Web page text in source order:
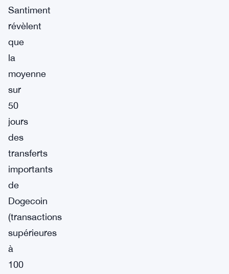
Santiment
révèlent
que
la
moyenne
sur
50
jours
des
transferts
importants
de
Dogecoin
(transactions
supérieures
à
100